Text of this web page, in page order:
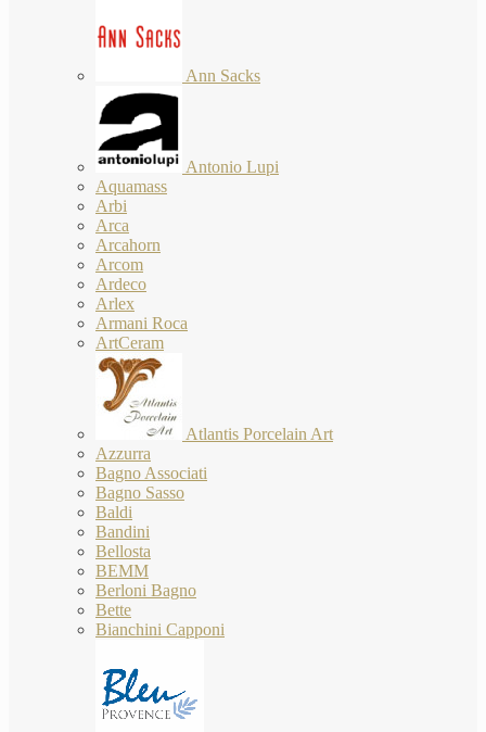
Ann Sacks
Antonio Lupi
Aquamass
Arbi
Arca
Arcahorn
Arcom
Ardeco
Arlex
Armani Roca
ArtCeram
Atlantis Porcelain Art
Azzurra
Bagno Associati
Bagno Sasso
Baldi
Bandini
Bellosta
BEMM
Berloni Bagno
Bette
Bianchini Capponi